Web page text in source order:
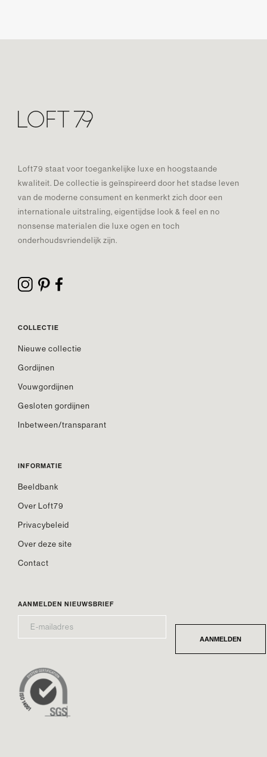
Loft79 staat voor toegankelijke luxe en hoogstaande
kwaliteit. De collectie is geïnspireerd door het stadse leven
van de moderne consument en kenmerkt zich door een
internationale uitstraling, eigentijdse look & feel en no
nonsense materialen die luxe ogen en toch
onderhoudsvriendelijk zijn.
COLLECTIE
Nieuwe collectie
Gordijnen
Vouwgordijnen
Gesloten gordijnen
Inbetween/transparant
INFORMATIE
Beeldbank
Over Loft79
Privacybeleid
Over deze site
Contact
AANMELDEN NIEUWSBRIEF
MAILADRES* AANMELDEN